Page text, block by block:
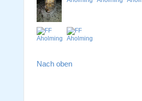
Nach oben